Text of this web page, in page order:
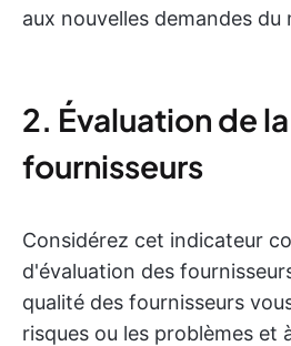
aux nouvelles demandes du
2. Évaluation de
fournisseurs
Considérez cet indicateur
d'évaluation des
qualité des fournisseurs
risques ou les problèmes et